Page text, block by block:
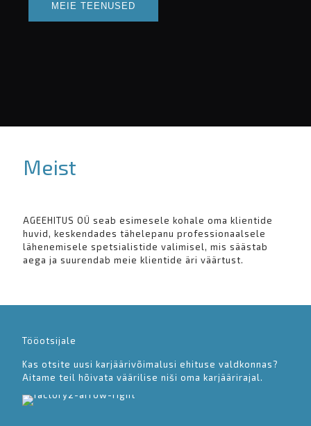
Meist
AGEEHITUS OÜ seab esimesele kohale oma klientide
huvid, keskendades tähelepanu professionaalsele
lähenemisele spetsialistide valimisel, mis säästab
aega ja suurendab meie klientide äri väärtust.
Tööotsijale
Kas otsite uusi karjäärivõimalusi ehituse valdkonnas?
Aitame teil hõivata väärilise niši oma karjäärirajal.